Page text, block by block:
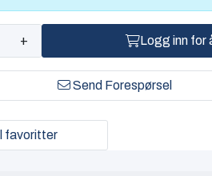
+ Logg inn for
Send Forespørsel
favoritter